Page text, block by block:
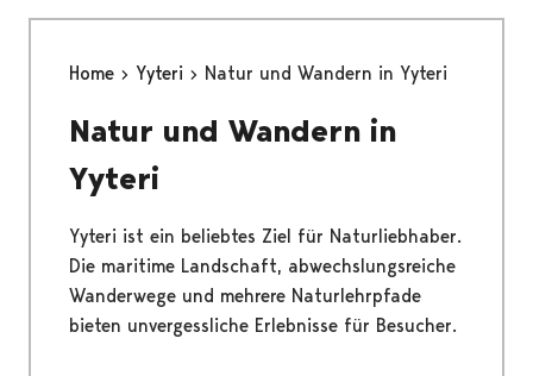
Home Yyteri Natur und Wandern in Yyteri
Natur und Wandern in
Yyteri
Yyteri ist ein beliebtes Ziel für Naturliebhaber.
Die maritime Landschaft, abwechslungsreiche
Wanderwege und mehrere Naturlehrpfade
bieten unvergessliche Erlebnisse für Besucher.